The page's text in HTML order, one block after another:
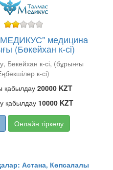
медицина
(Бөкейхан к-сі)
Бөкейхан к-сі, (бұрынғы
к-сі)
қабылдау 20000 KZT
қабылдау 10000 KZT
Онлайн тіркелу
Астана, Көпсалалы